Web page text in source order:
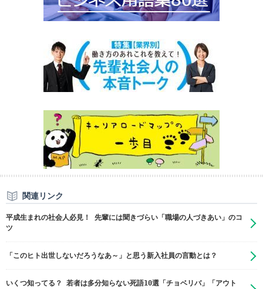
関連リンク
平成生まれの社会人必見！ 先輩には聞きづらい「職場の人づきあい」のコ
ツ
「このヒト出世しないだろうなあ～」と思う新入社員の言動とは？
いくつ知ってる？ 若者は多分知らない死語10選「チョベリバ」「アウト